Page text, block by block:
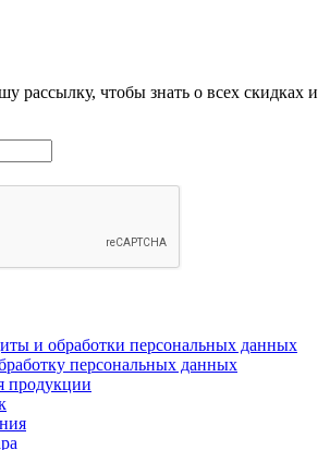
рассылку, чтобы знать о всех скидках и
и обработки персональных данных
персональных данных
продукции